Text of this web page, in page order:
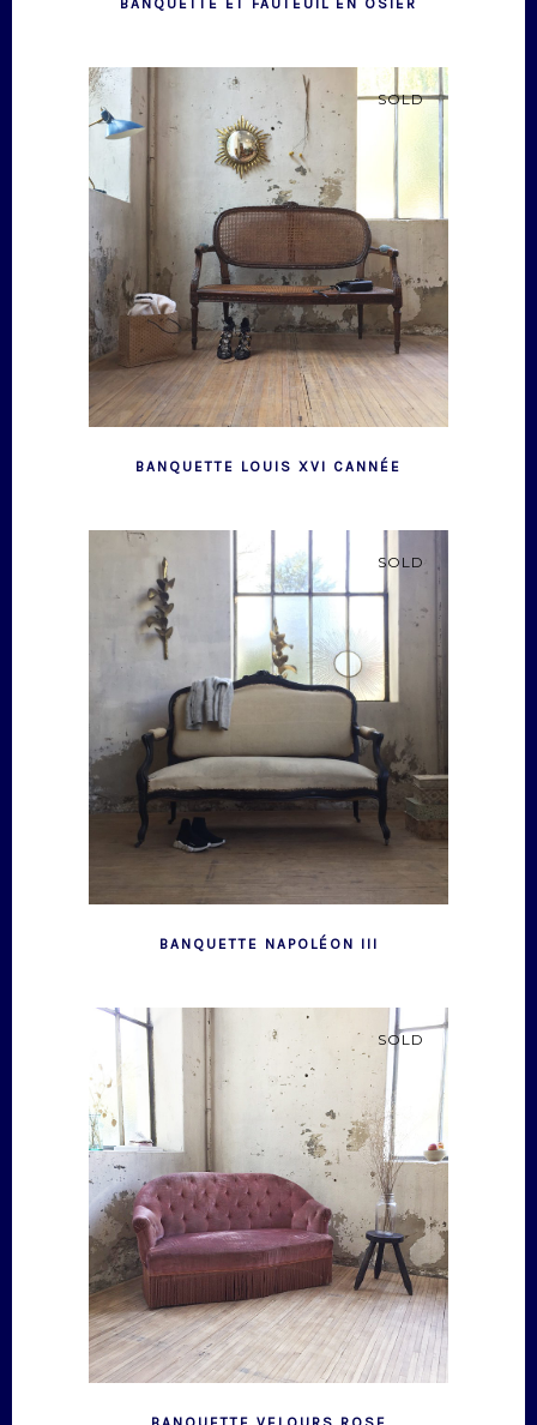
SOLD
BANQUETTE LOUIS XVI CANNÉE
SOLD
BANQUETTE NAPOLÉON III
SOLD